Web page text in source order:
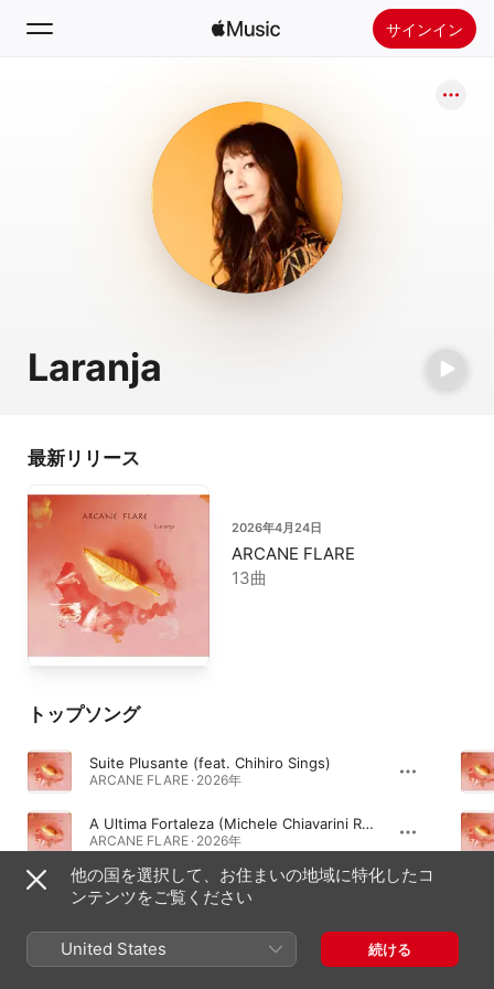
サインイン
新着おすすめ
Apple Musicをインストール
Laranja
最新リリース
2026年4月24日
ARCANE FLARE
13曲
トップソング
Suite Plusante (feat. Chihiro Sings)
ARCANE FLARE · 2026年
A Ultima Fortaleza (Michele Chiavarini Remix Radio Edit) [feat. ALICE & ENJU]
ARCANE FLARE · 2026年
Nosso Paraiso (feat. ALICE)
ARCANE FLARE · 2026年
他の国を選択して、お住まいの地域に特化したコ
ンテンツをご覧ください
United States 続ける